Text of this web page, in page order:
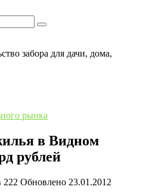
забора для дачи, дома,
рынка
в Видном
рублей
222 Обновлено 23.01.2012